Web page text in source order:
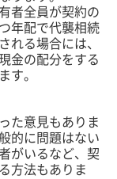
者全員が契約の
年配で代襲相続
る場合には、
金の配分をする
す。
た意見もありま
的に問題はない
がいるなど、契
方法もありま